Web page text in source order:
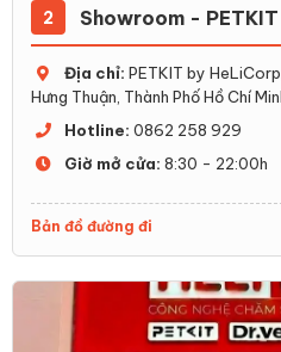
Hệ thống khử mùi hiện đại ở
2. Có nên
2 Showroom -
Địa chỉ: PETKIT by
Hưng Thuận, Thành Phố Hồ Chí
Hotline: 0862 258 929
Giờ mở cửa: 8:30 - 22:00h
Bản đồ đường đi